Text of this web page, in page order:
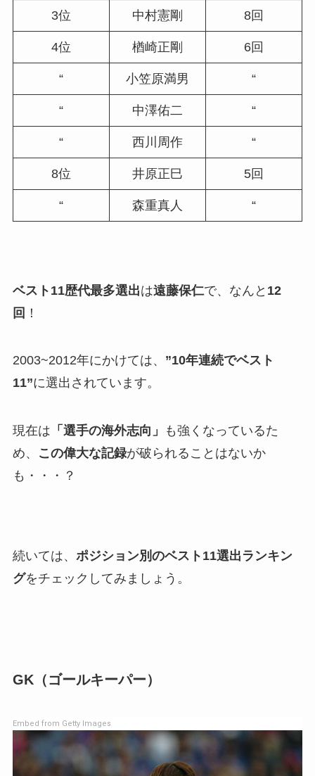
3位 中村憲剛 8回
4位 楢崎正剛 6回
“ 小笠原満男 “
“ 中澤佑二 “
“ 西川周作 “
8位 井原正巳 5回
“ 森重真人 “
ベスト11歴代最多選出は遠藤保仁で、なんと 12
回 ！
2003~2012年にかけては、 ”10年連続でベスト
11”に選出されています。
現在は 「選手の海外志向」
も強くなっているた
め、
この偉大な記録が破られることはないか
も・・・？
続いては、 ポジション別のベスト11選出ランキン
グをチェックしてみましょう。
GK（ゴールキーパー）
Embed from Getty Images